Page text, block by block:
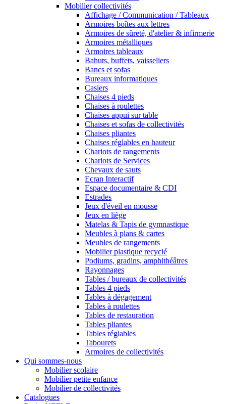
Mobilier collectivités
Affichage / Communication / Tableaux
Armoires boîtes aux lettres
Armoires de sûreté, d'atelier & infirmerie
Armoires métalliques
Armoires tableaux
Bahuts, buffets, vaisseliers
Bancs et sofas
Bureaux informatiques
Casiers
Chaises 4 pieds
Chaises à roulettes
Chaises appui sur table
Chaises et sofas de collectivités
Chaises pliantes
Chaises réglables en hauteur
Chariots de rangements
Chariots de Services
Chevaux de sauts
Ecran Interactif
Espace documentaire & CDI
Estrades
Jeux d'éveil en mousse
Jeux en liège
Matelas & Tapis de gymnastique
Meubles à plans & cartes
Meubles de rangements
Mobilier plastique recyclé
Podiums, gradins, amphithéâtres
Rayonnages
Tables / bureaux de collectivités
Tables 4 pieds
Tables à dégagement
Tables à roulettes
Tables de restauration
Tables pliantes
Tables réglables
Tabourets
Armoires de collectivités
Qui sommes-nous
Mobilier scolaire
Mobilier petite enfance
Mobilier de collectivités
Catalogues